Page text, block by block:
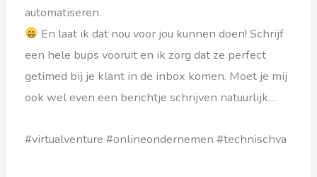
automatiseren.
En laat ik dat nou voor jou kunnen doen! Schrijf
een hele bups vooruit en ik zorg dat ze perfect
getimed bij je klant in de inbox komen. Moet je mij
ook wel even een berichtje schrijven natuurlijk…
#virtualventure #onlineondernemen #technischva